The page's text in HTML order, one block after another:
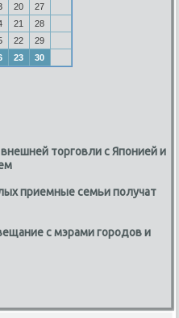
20
27
21
28
22
29
23 30
торговли с Японией и
приемные семьи получат
с мэрами городов и